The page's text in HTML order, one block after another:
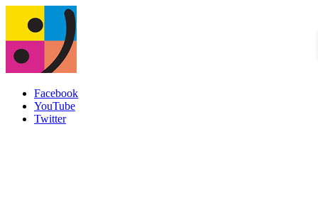
Facebook
YouTube
Twitter